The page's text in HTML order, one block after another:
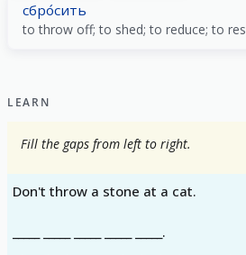
сбро́сить
LEARN
Fill the gaps from left to right.
Don't throw a stone at a cat.
_____ _____ _____ _____ _____.